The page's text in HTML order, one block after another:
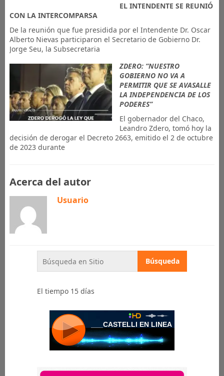
​EL INTENDENTE SE REUNIÓ
CON LA INTERCOMPARSA
De la reunión que fue presidida por el Intendente Dr. Oscar
Alberto Nievas participaron el Secretario de Gobierno Dr.
Jorge Seu, la Subsecretaria
ZDERO: “NUESTRO
GOBIERNO NO VA A
PERMITIR QUE SE AVASALLE
LA INDEPENDENCIA DE LOS
PODERES”
El gobernador del Chaco,
Leandro Zdero, tomó hoy la
decisión de derogar el Decreto 2663, emitido el 2 de octubre
de 2023 durante
Acerca del autor
Usuario
El tiempo 15 días